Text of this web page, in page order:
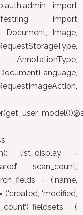
import
import
Document, Image,
list_display =
‘scan_count’,
= (‘name’,
‘modified’,
fieldsets = (